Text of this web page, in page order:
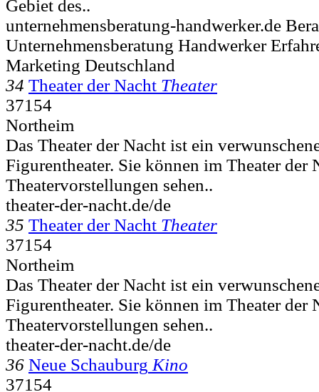
Gebiet des..
unternehmensberatung-handwerker.de
Unternehmensberatung Handwerker
Marketing Deutschland
34 Theater der Nacht Theater
37154
Northeim
Das Theater der Nacht ist ein
Figurentheater. Sie können im Theater der
Theatervorstellungen sehen..
theater-der-nacht.de/de
35 Theater der Nacht Theater
37154
Northeim
Das Theater der Nacht ist ein
Figurentheater. Sie können im Theater der
Theatervorstellungen sehen..
theater-der-nacht.de/de
36 Neue Schauburg Kino
37154